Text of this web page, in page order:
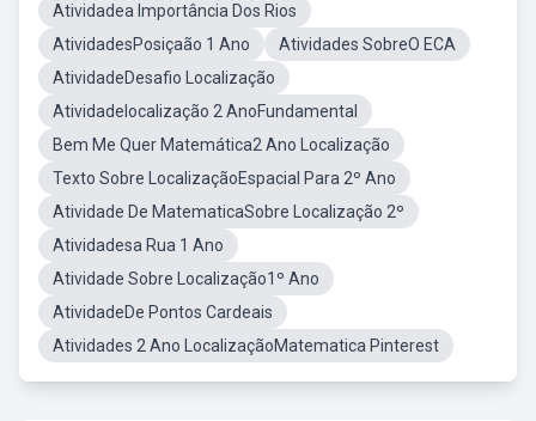
Atividadea Importância Dos Rios
AtividadesPosiçaão 1 Ano
Atividades SobreO ECA
AtividadeDesafio Localização
Atividadelocalização 2 AnoFundamental
Bem Me Quer Matemática2 Ano Localização
Texto Sobre LocalizaçãoEspacial Para 2º Ano
Atividade De MatematicaSobre Localização 2º
Atividadesa Rua 1 Ano
Atividade Sobre Localização1º Ano
AtividadeDe Pontos Cardeais
Atividades 2 Ano LocalizaçãoMatematica Pinterest